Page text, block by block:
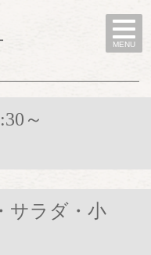
MENU
～
サラダ・小